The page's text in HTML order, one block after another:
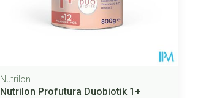
Nutrilon
Nutrilon Profutura Duobiotik 1+